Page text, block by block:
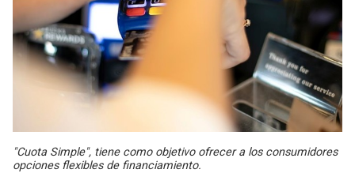
"Cuota Simple", tiene como objetivo ofrecer a los consumidores
opciones flexibles de financiamiento.